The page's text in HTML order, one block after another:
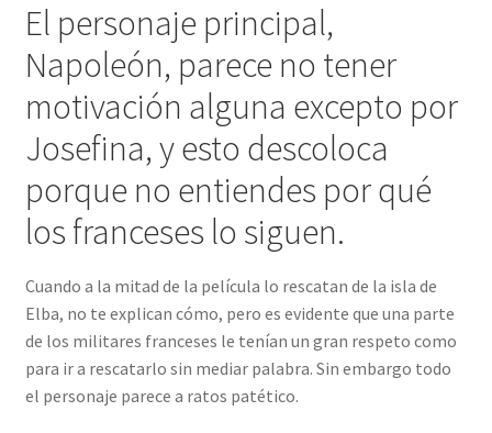
El personaje principal,
Napoleón, parece no tener
motivación alguna excepto por
Josefina, y esto descoloca
porque no entiendes por qué
los franceses lo siguen.
Cuando a la mitad de la película lo rescatan de la isla de
Elba, no te explican cómo, pero es evidente que una parte
de los militares franceses le tenían un gran respeto como
para ir a rescatarlo sin mediar palabra. Sin embargo todo
el personaje parece a ratos patético.